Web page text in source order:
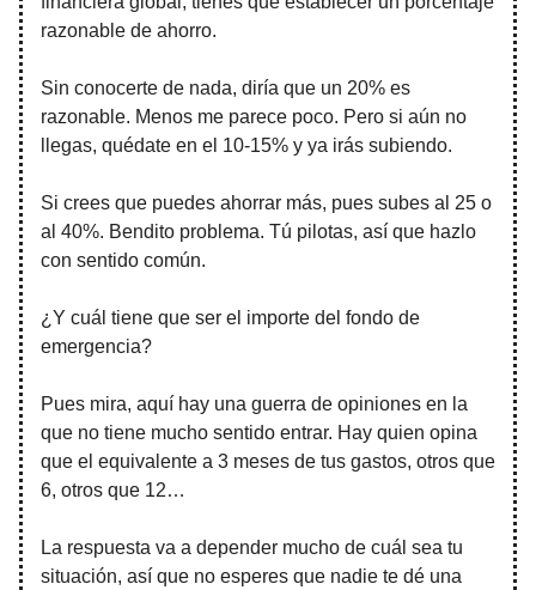
razonable de ahorro.
Sin conocerte de nada, diría que un 20% es
razonable. Menos me parece poco. Pero si aún no
llegas, quédate en el 10-15% y ya irás subiendo.
Si crees que puedes ahorrar más, pues subes al 25 o
al 40%. Bendito problema. Tú pilotas, así que hazlo
con sentido común.
¿Y cuál tiene que ser el importe del fondo de
emergencia?
Pues mira, aquí hay una guerra de opiniones en la
que no tiene mucho sentido entrar. Hay quien opina
que el equivalente a 3 meses de tus gastos, otros que
6, otros que 12…
La respuesta va a depender mucho de cuál sea tu
situación, así que no esperes que nadie te dé una